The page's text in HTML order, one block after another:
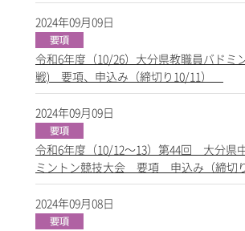
2024年09月09日
令和6年度（10/26）大分県教職員バドミ
戦) 要項、申込み（締切り10/11）
2024年09月09日
令和6年度（10/12～13）第44回 大分県
ミントン競技大会 要項 申込み（締切
2024年09月08日